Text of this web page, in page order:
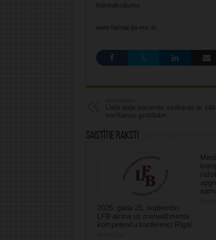
līdzmaksājums.
www.farmacija-mic.lv
Liela daļa pacientu saskaras ar
norīšanas grūtībām
Saistītie raksti
2026. gada 25. septembrī
LFB aicina uz menedžmenta
kompetenču konferenci Rīgā!